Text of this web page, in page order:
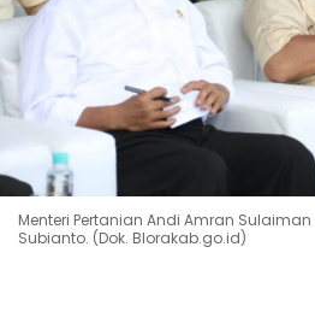
Menteri Pertanian Andi Amran Sulaiman
Subianto. (Dok. Blorakab.go.id)